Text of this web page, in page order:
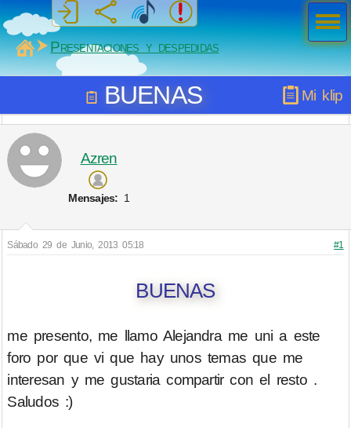
MiSabueso
Presentaciones y despedidas
Mi klip
BUENAS
Azren
Mensajes: 1
Sábado 29 de Junio, 2013 05:18 #1
BUENAS
me presento, me llamo Alejandra me uni a este
foro por que vi que hay unos temas que me
interesan y me gustaria compartir con el resto .
Saludos :)
Men
ú